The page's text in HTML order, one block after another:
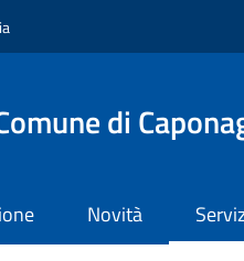
di
Novità